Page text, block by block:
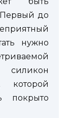
до
нужно
силикон
которой
покрыто